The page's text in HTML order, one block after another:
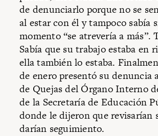
de denunciarlo porque no se
al estar con él y tampoco sabía
momento “se atrevería a más”.
Sabía que su trabajo estaba en
ella también lo estaba.
de enero presentó su denuncia
de Quejas del Órgano Interno
de la Secretaría de Educación
donde le dijeron que revisarían
darían seguimiento.